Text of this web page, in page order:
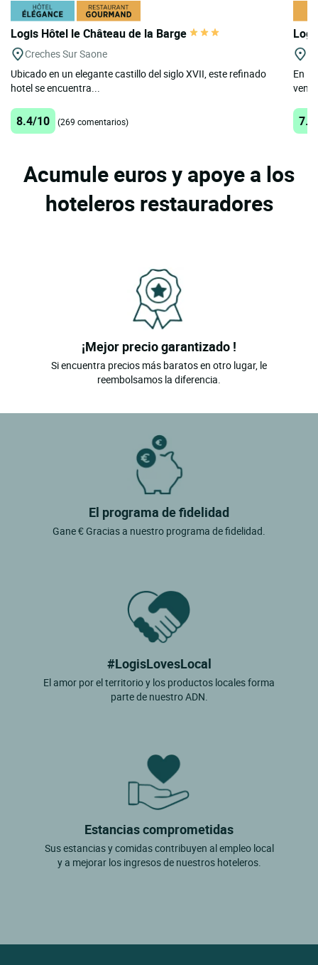
Logis Hôtel le Château de la Barge
Creches Sur Saone
Ubicado en un elegante castillo del siglo XVII, este refinado
hotel se encuentra...
8.4/10 (269 comentarios)
En
Acumule euros y apoye a los
hoteleros restauradores
¡Mejor precio garantizado !
Si encuentra precios más baratos en otro lugar, le
reembolsamos la diferencia.
El programa de fidelidad
Gane € Gracias a nuestro programa de fidelidad.
#LogisLovesLocal
El amor por el territorio y los productos locales forma
parte de nuestro ADN.
Estancias comprometidas
Sus estancias y comidas contribuyen al empleo local
y a mejorar los ingresos de nuestros hoteleros.